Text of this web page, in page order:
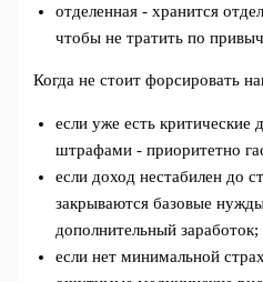
отделенная - хранится
чтобы не тратить по
Когда не стоит форсировать
если уже есть критические
штрафами - приоритетно
если доход нестабилен до
закрываются базовые
дополнительный заработок;
если нет минимальной